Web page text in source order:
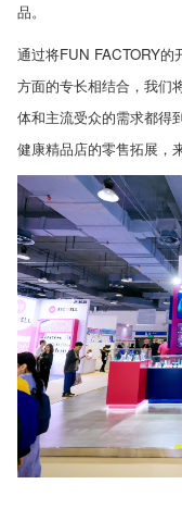
品。
通过将FUN FACTORY的
方面的专长相结合，我们
体和主流受众的需求都得
健康精品店的零售拓展，